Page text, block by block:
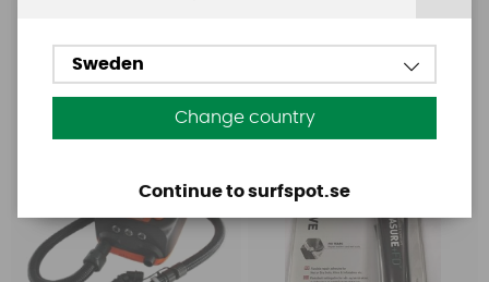
Base Rechargeable
SUP Pump
Aquasure FD
Sweden
Change country
Continue to surfspot.se